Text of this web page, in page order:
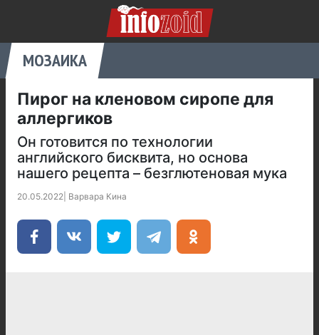
МОЗАИКА
Пирог на кленовом сиропе для
аллергиков
Он готовится по технологии
английского бисквита, но основа
нашего рецепта – безглютеновая мука
20.05.2022 Варвара Кина